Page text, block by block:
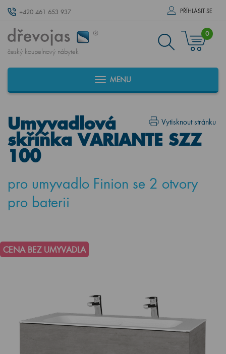
+420 461 653 937 PŘÍHLÁSIT SE
český koupelnový nábytek
0
MENU
Vytisknout stránku
Umyvadlová
skříňka VARIANTE SZZ
100
pro umyvadlo Finion se 2 otvory
pro baterii
CENA BEZ UMYVADLA